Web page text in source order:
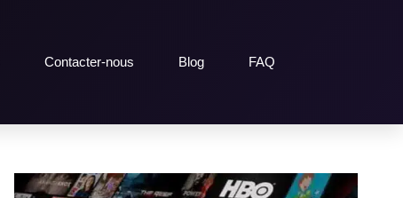
Contacter-nous Blog FAQ